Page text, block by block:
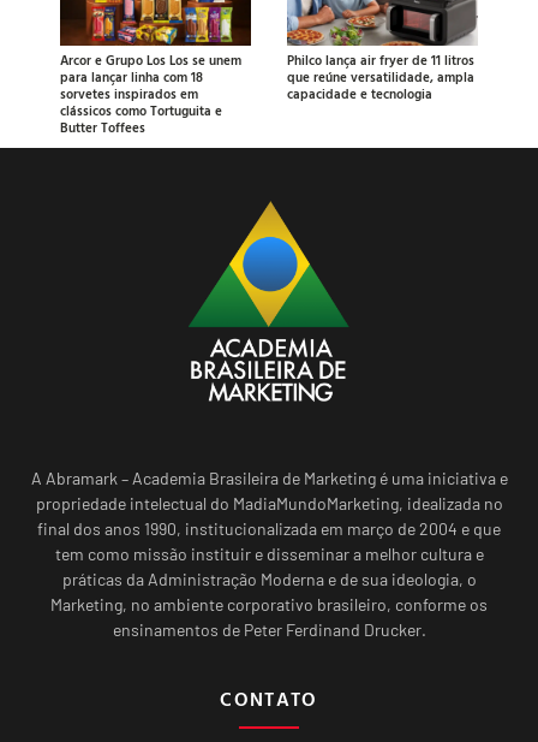
Arcor e Grupo Los Los se unem
para lançar linha com 18
sorvetes inspirados em
clássicos como Tortuguita e
Butter Toffees
Philco lança air fryer de 11 litros
que reúne versatilidade, ampla
capacidade e tecnologia
A Abramark – Academia Brasileira de Marketing é uma iniciativa e
propriedade intelectual do MadiaMundoMarketing, idealizada no
final dos anos 1990, institucionalizada em março de 2004 e que
tem como missão instituir e disseminar a melhor cultura e
práticas da Administração Moderna e de sua ideologia, o
Marketing, no ambiente corporativo brasileiro, conforme os
ensinamentos de Peter Ferdinand Drucker.
CONTATO